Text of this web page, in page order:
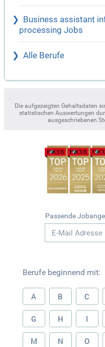
Business assistant
processing Jobs
Alle Berufe
Die aufgezeigten Gehaltsdaten
statistischen Auswertungen
ausgeschriebenen
Passende
Berufe beginnend mit:
A B C
G H I
M N O